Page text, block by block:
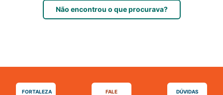
Não encontrou o que procurava?
FORTALEZA
FALE
DÚVIDAS